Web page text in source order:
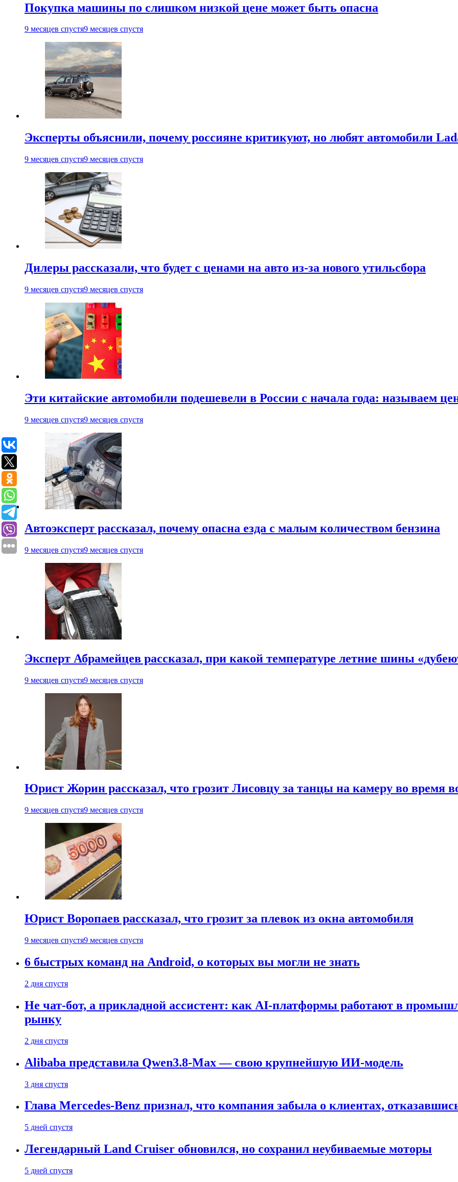
Покупка машины по слишком низкой цене может быть опасна
9 месяцев спустя9 месяцев спустя
Эксперты объяснили, почему россияне критикуют, но любят автомобили
9 месяцев спустя9 месяцев спустя
Дилеры рассказали, что будет с ценами на авто из-за нового утильсбора
9 месяцев спустя9 месяцев спустя
Эти китайские автомобили подешевели в России с начала года: называем
9 месяцев спустя9 месяцев спустя
Автоэксперт рассказал, почему опасна езда с малым количеством бензина
9 месяцев спустя9 месяцев спустя
Эксперт Абрамейцев рассказал, при какой температуре летние шины
9 месяцев спустя9 месяцев спустя
Юрист Жорин рассказал, что грозит Лисовцу за танцы на камеру во время
9 месяцев спустя9 месяцев спустя
Юрист Воропаев рассказал, что грозит за плевок из окна автомобиля
9 месяцев спустя9 месяцев спустя
6 быстрых команд на Android, о которых вы могли не знать
2 дня спустя
Не чат-бот, а прикладной ассистент: как AI-платформы работают в
рынку
2 дня спустя
Alibaba представила Qwen3.8-Max — свою крупнейшую ИИ-модель
3 дня спустя
Глава Mercedes-Benz признал, что компания забыла о клиентах,
5 дней спустя
Легендарный Land Cruiser обновился, но сохранил неубиваемые моторы
5 дней спустя